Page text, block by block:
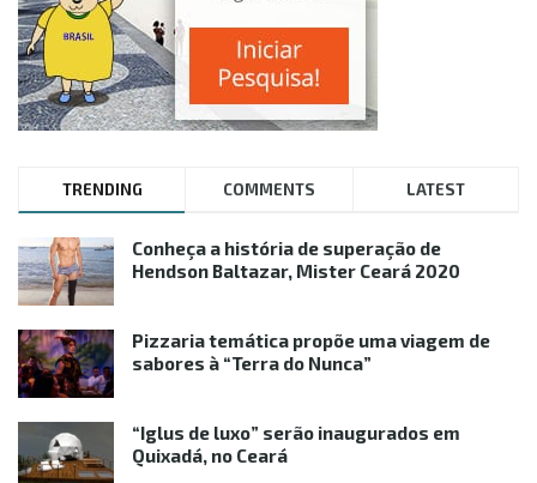
TRENDING COMMENTS LATEST
Conheça a história de superação de
Hendson Baltazar, Mister Ceará 2020
Pizzaria temática propõe uma viagem de
sabores à “Terra do Nunca”
“Iglus de luxo” serão inaugurados em
Quixadá, no Ceará